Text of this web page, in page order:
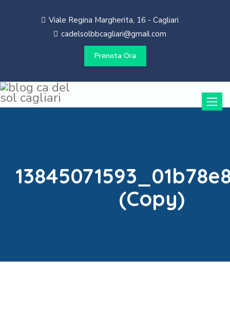
Viale Regina Margherita, 16 - Cagliari
cadelsolbbcagliari@gmail.com
Prenota Ora
Toggle
(Copy)